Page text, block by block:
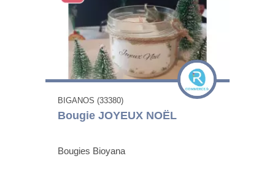
BIGANOS (33380)
Bougie JOYEUX NOËL
Bougies Bioyana